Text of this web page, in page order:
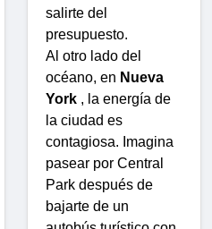
salirte del
presupuesto.
Al otro lado del
océano, en Nueva
York , la energía de
la ciudad es
contagiosa. Imagina
pasear por Central
Park después de
bajarte de un